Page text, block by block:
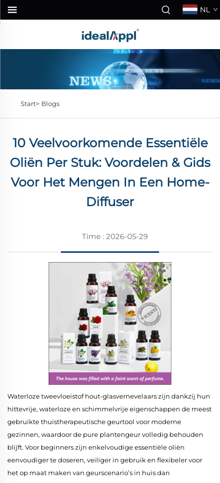
NL
Start> Blogs
10 Veelvoorkomende Essentiële
Oliën Per Stuk: Voordelen & Gids
Voor Het Mengen In Een Home-
Diffuser
Time : 2026-05-29
Waterloze tweevloeistof hout-glasvernevelaars zijn dankzij hun
hittevrije, waterloze en schimmelvrije eigenschappen de meest
gebruikte thuistherapeutische geurtool voor moderne
gezinnen, waardoor de pure plantengeur volledig behouden
blijft. Voor beginners zijn enkelvoudige essentiële oliën
eenvoudiger te doseren, veiliger in gebruik en flexibeler voor
het op maat maken van geurscenario’s in huis dan